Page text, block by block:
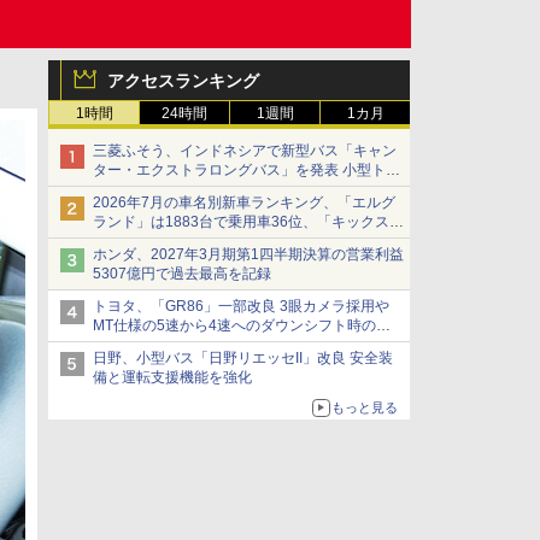
アクセスランキング
1時間 24時間 1週間 1カ月
三菱ふそう、インドネシアで新型バス「キャン
ター・エクストラロングバス」を発表 小型トラ
ックベースの観光・旅客輸送向けバス
2026年7月の車名別新車ランキング、「エルグ
ランド」は1883台で乗用車36位、「キックス」
は2591台で27位に
ホンダ、2027年3月期第1四半期決算の営業利益
5307億円で過去最高を記録
トヨタ、「GR86」一部改良 3眼カメラ採用や
MT仕様の5速から4速へのダウンシフト時の操
作性向上など
日野、小型バス「日野リエッセII」改良 安全装
備と運転支援機能を強化
もっと見る